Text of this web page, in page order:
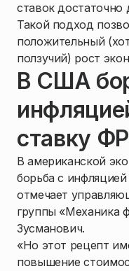
ставок
Такой подход
положительный
ползучий) рост
В США
ставку
В американской
борьба с
отмечает
группы «Механика
Зусманович.
«Но этот рецепт
повышение